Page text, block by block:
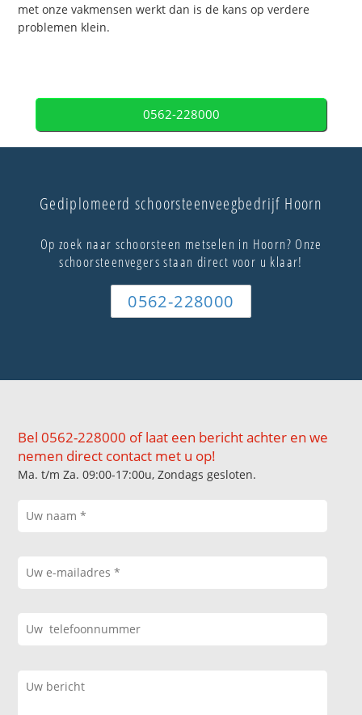
met onze vakmensen werkt dan is de kans op verdere
problemen klein.
0562-228000
Gediplomeerd schoorsteenveegbedrijf Hoorn
Op zoek naar schoorsteen metselen in Hoorn? Onze
schoorsteenvegers staan direct voor u klaar!
0562-228000
Bel 0562-228000 of laat een bericht achter en we
nemen direct contact met u op!
Ma. t/m Za. 09:00-17:00u, Zondags gesloten.